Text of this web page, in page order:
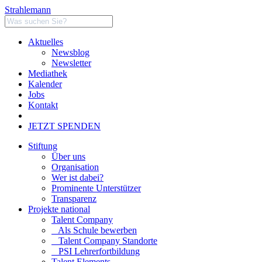
Strahlemann
Aktuelles
Newsblog
Newsletter
Mediathek
Kalender
Jobs
Kontakt
JETZT SPENDEN
Stiftung
Über uns
Organisation
Wer ist dabei?
Prominente Unterstützer
Transparenz
Projekte national
Talent Company
Als Schule bewerben
Talent Company Standorte
PSI Lehrerfortbildung